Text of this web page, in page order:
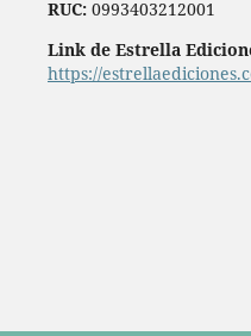
RUC: 0993403212001
Link de Estrella
https://